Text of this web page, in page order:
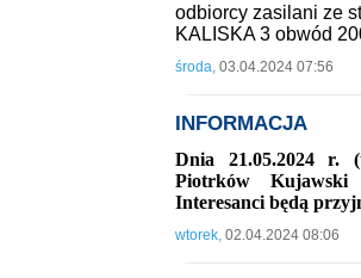
odbiorcy zasilani ze
KALISKA 3 obwód
środa, 03.04.2024 07:56
INFORMACJA
Dnia 21.05.2024 r.
Piotrków Kujawski
Interesanci będą
wtorek, 02.04.2024 08:06